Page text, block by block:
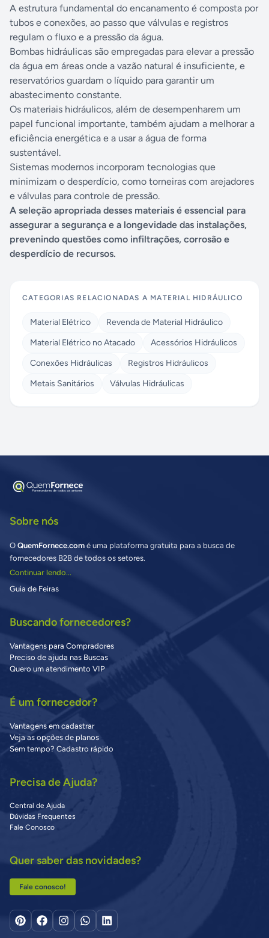
A estrutura fundamental do encanamento é composta por
tubos e conexões, ao passo que válvulas e registros
regulam o fluxo e a pressão da água.
Bombas hidráulicas são empregadas para elevar a pressão
da água em áreas onde a vazão natural é insuficiente, e
reservatórios guardam o líquido para garantir um
abastecimento constante.
Os materiais hidráulicos, além de desempenharem um
papel funcional importante, também ajudam a melhorar a
eficiência energética e a usar a água de forma
sustentável.
Sistemas modernos incorporam tecnologias que
minimizam o desperdício, como torneiras com arejadores
e válvulas para controle de pressão.
A seleção apropriada desses materiais é essencial para
assegurar a segurança e a longevidade das instalações,
prevenindo questões como infiltrações, corrosão e
desperdício de recursos.
CATEGORIAS RELACIONADAS A MATERIAL HIDRÁULICO
Material Elétrico
Revenda de Material Hidráulico
Material Elétrico no Atacado
Acessórios Hidráulicos
Conexões Hidráulicas
Registros Hidráulicos
Metais Sanitários
Válvulas Hidráulicas
Sobre nós
O QuemFornece.com é uma plataforma gratuita para a busca de
fornecedores B2B de todos os setores.
Continuar lendo...
Guia de Feiras
Buscando fornecedores?
Vantagens para Compradores
Preciso de ajuda nas Buscas
Quero um atendimento VIP
É um fornecedor?
Vantagens em cadastrar
Veja as opções de planos
Sem tempo? Cadastro rápido
Precisa de Ajuda?
Central de Ajuda
Dúvidas Frequentes
Fale Conosco
Quer saber das novidades?
Fale conosco!